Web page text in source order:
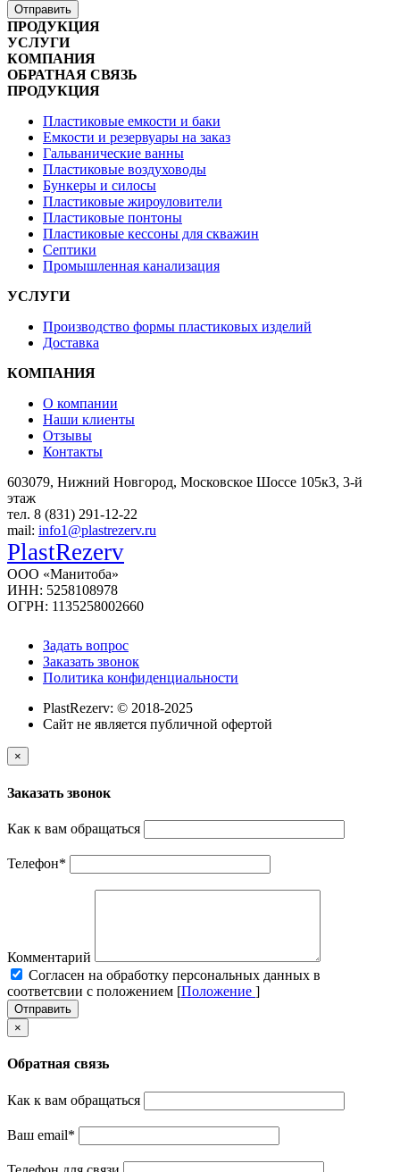
Отправить
ПРОДУКЦИЯ
УСЛУГИ
КОМПАНИЯ
ОБРАТНАЯ СВЯЗЬ
ПРОДУКЦИЯ
Пластиковые емкости и баки
Емкости и резервуары на заказ
Гальванические ванны
Пластиковые воздуховоды
Бункеры и силосы
Пластиковые жироуловители
Пластиковые понтоны
Пластиковые кессоны для скважин
Септики
Промышленная канализация
УСЛУГИ
Производство формы пластиковых изделий
Доставка
КОМПАНИЯ
О компании
Наши клиенты
Отзывы
Контакты
603079, Нижний Новгород, Московское Шоссе 105к3, 3-й
этаж
тел. 8 (831) 291-12-22
mail: info1@plastrezerv.ru
PlastRezerv
ООО «Манитоба»
ИНН: 5258108978
ОГРН: 1135258002660
Задать вопрос
Заказать звонок
Политика конфиденциальности
PlastRezerv: © 2018-2025
Cайт не является публичной офертой
×
Заказать звонок
Как к вам обращаться
Телефон*
Комментарий
Cогласен на обработку персональных данных в
соответсвии с положением [Положение ]
Отправить
×
Обратная связь
Как к вам обращаться
Ваш email*